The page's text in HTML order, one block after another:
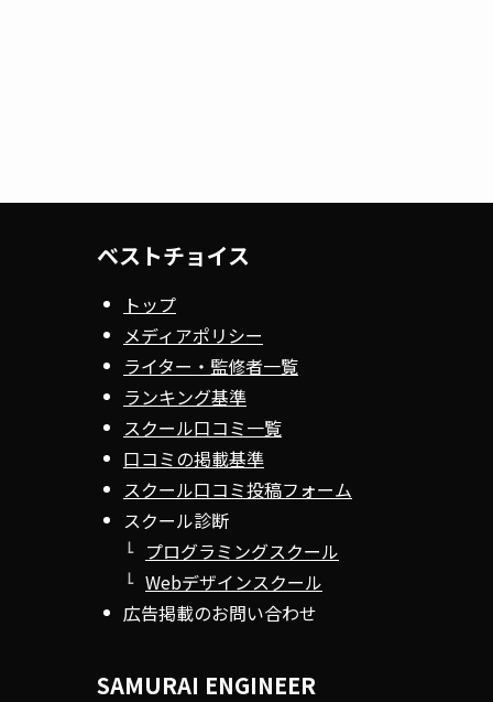
ベストチョイス
トップ
メディアポリシー
ライター・監修者一覧
ランキング基準
スクール口コミ一覧
口コミの掲載基準
スクール口コミ投稿フォーム
スクール診断
プログラミングスクール
Webデザインスクール
広告掲載のお問い合わせ
SAMURAI ENGINEER